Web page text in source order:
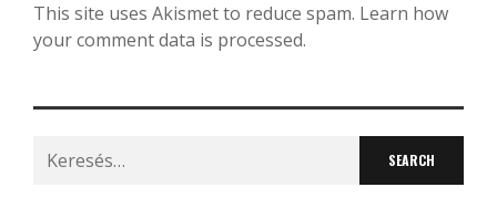
This site uses Akismet to reduce spam. Learn how
your comment data is processed.
Search
for: